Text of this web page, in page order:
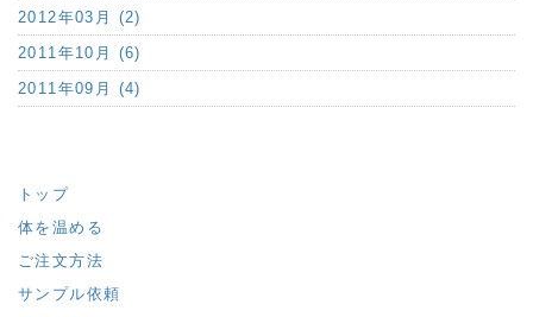
2012年03月 (2)
2011年10月 (6)
2011年09月 (4)
トップ
体を温める
ご注文方法
サンプル依頼